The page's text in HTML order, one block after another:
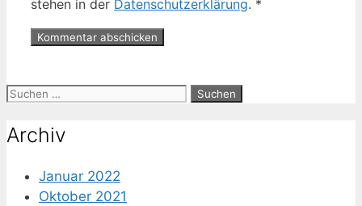
stehen in der Datenschutzerklärung. *
Suche
Archiv
Januar 2022
Oktober 2021